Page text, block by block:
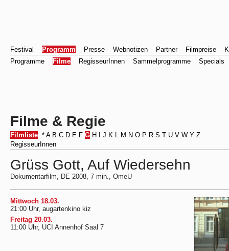
Festival Programm Presse Webnotizen Partner Filmpreise
Programme
Filme RegisseurInnen Sammelprogramme Specials
Filme & Regie
Filmliste: * A B C D E F G H J K L M N O P R S T U V W Y Z
RegisseurInnen
Grüss Gott, Auf Wiedersehn
Dokumentarfilm, DE 2008, 7 min., OmeU
Mittwoch 18.03.
21:00 Uhr, augartenkino kiz
Freitag 20.03.
11:00 Uhr, UCI Annenhof Saal 7